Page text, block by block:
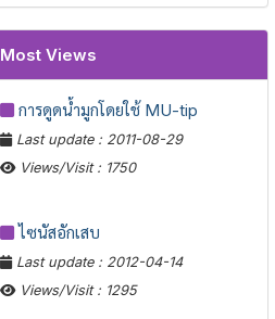
Most Views
การดูดน้ำมูกโดยใช้ MU-tip
Last update : 2011-08-29
Views/Visit : 1750
ไซนัสอักเสบ
Last update : 2012-04-14
Views/Visit : 1295